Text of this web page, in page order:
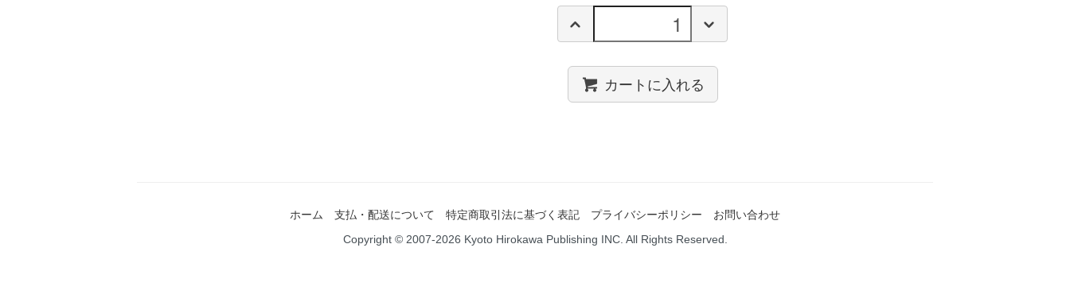
カートに入れる
ホーム 支払・配送について 特定商取引法に基づく表記 プライバシーポリシー
お問い合わせ
Copyright © 2007-2026 Kyoto Hirokawa Publishing INC. All Rights Reserved.